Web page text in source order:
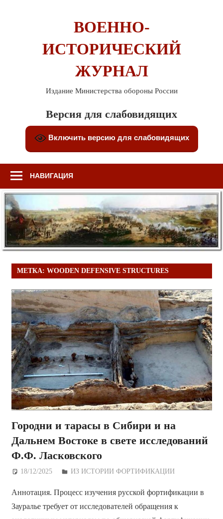
ВОЕННО-
ИСТОРИЧЕСКИЙ
ЖУРНАЛ
Издание Министерства обороны России
Версия для слабовидящих
Включить версию для слабовидящих
НАВИГАЦИЯ
МЕТКА: WOODEN DEFENSIVE STRUCTURES
Городни и тарасы в Сибири и на
Дальнем Востоке в свете исследований
Ф.Ф. Ласковского
18/12/2025 Дежурный по Редакции
ИЗ ИСТОРИИ ФОРТИФИКАЦИИ
Аннотация. Процесс изучения русской фортификации в
Зауралье требует от исследователей обращения к